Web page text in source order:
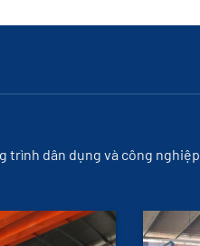
trình dân dụng và công nghiệp.